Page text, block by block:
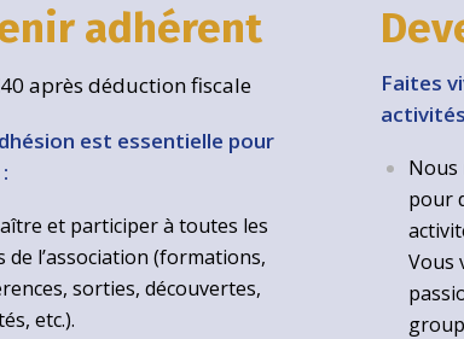
adhérent
après déduction fiscale
est essentielle pour
et participer à toutes les
de l’association (formations,
sorties, découvertes,
etc.).
Faites
activités
Nous
pour
Vous